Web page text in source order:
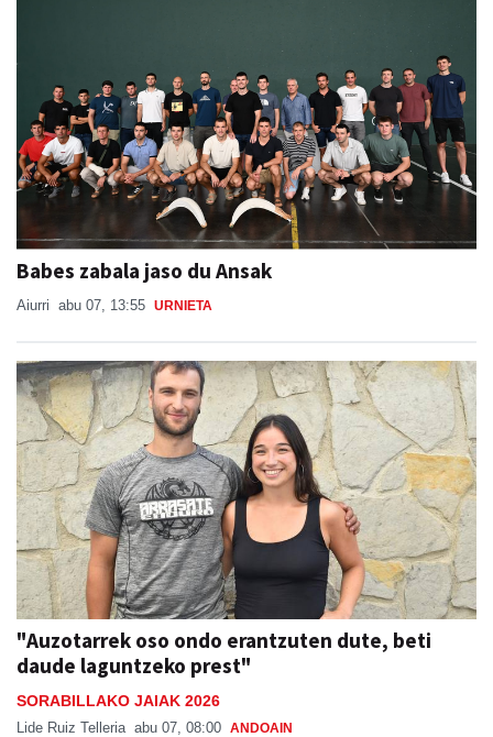
Babes zabala jaso du Ansak
Aiurri abu 07, 13:55 URNIETA
"Auzotarrek oso ondo erantzuten dute, beti
daude laguntzeko prest"
SORABILLAKO JAIAK 2026
Lide Ruiz Telleria abu 07, 08:00 ANDOAIN